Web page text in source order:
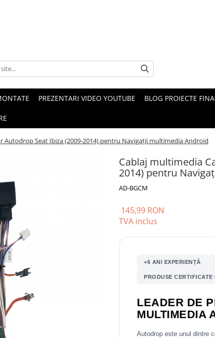
PREZENTARI VIDEO YOUTUBE BLOG PROIECTE
Autodrop Seat Ibiza (2009-2014) pentru Navigații multimedia Android
Cablaj multimedia
2014) pentru
AD-BGCM
145,99 RON
TVA inclus
+6 ANI EXPERIENȚĂ
PRODUSE
LEADER DE
MULTIMEDIA
Autodrop este unul dintre